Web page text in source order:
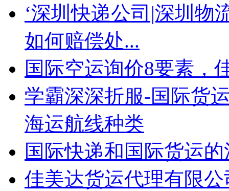
‘深圳快递公司|深圳物
如何赔偿处...
国际空运询价8要素，
学霸深深折服-国际货
海运航线种类
国际快递和国际货运
佳美达货运代理有限